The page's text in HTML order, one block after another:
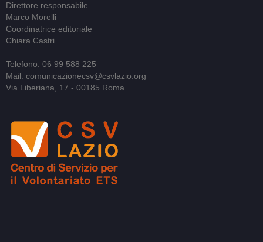
Direttore responsabile
Marco Morelli
Coordinatrice editoriale
Chiara Castri
Telefono: 06 99 588 225
Mail: comunicazionecsv@csvlazio.org
Via Liberiana, 17 - 00185 Roma